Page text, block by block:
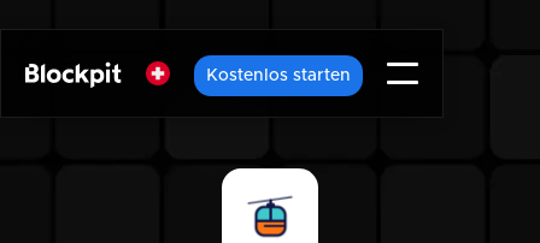
Kostenlos starten